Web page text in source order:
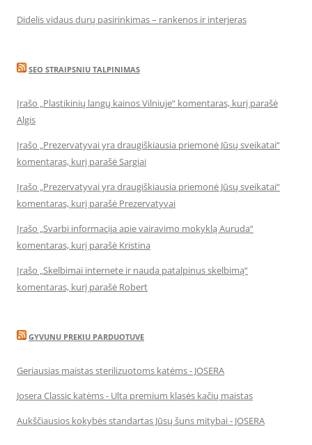
Didelis vidaus durų pasirinkimas – rankenos ir interjeras
SEO STRAIPSNIU TALPINIMAS
Įrašo „Plastikinių langų kainos Vilniuje“ komentaras, kurį parašė
Algis
Įrašo „Prezervatyvai yra draugiškiausia priemonė Jūsų sveikatai“
komentaras, kurį parašė Sargiai
Įrašo „Prezervatyvai yra draugiškiausia priemonė Jūsų sveikatai“
komentaras, kurį parašė Prezervatyvai
Įrašo „Svarbi informacija apie vairavimo mokyklą Auruda“
komentaras, kurį parašė Kristina
Įrašo „Skelbimai internete ir nauda patalpinus skelbimą“
komentaras, kurį parašė Robert
GYVUNU PREKIU PARDUOTUVE
Geriausias maistas sterilizuotoms katėms - JOSERA
Josera Classic katėms - Ulta premium klasės kačių maistas
Aukščiausios kokybės standartas Jūsų šuns mitybai - JOSERA